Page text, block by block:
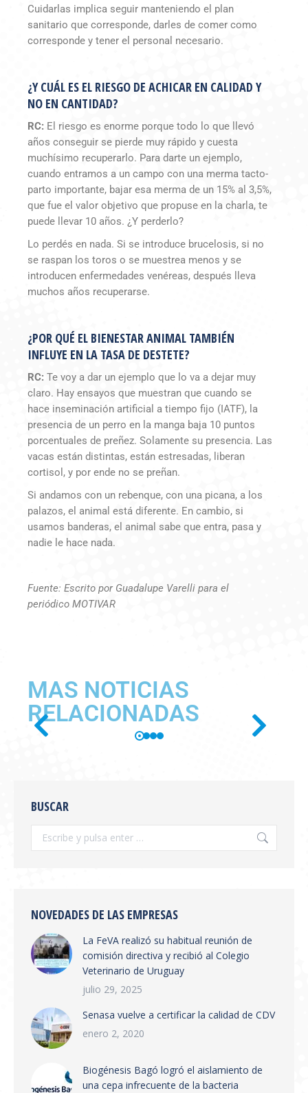
Cuidarlas implica seguir manteniendo el plan
sanitario que corresponde, darles de comer como
corresponde y tener el personal necesario.
¿Y CUÁL ES EL RIESGO DE ACHICAR EN CALIDAD Y
NO EN CANTIDAD?
RC: El riesgo es enorme porque todo lo que llevó
años conseguir se pierde muy rápido y cuesta
muchísimo recuperarlo. Para darte un ejemplo,
cuando entramos a un campo con una merma tacto-
parto importante, bajar esa merma de un 15% al 3,5%,
que fue el valor objetivo que propuse en la charla, te
puede llevar 10 años. ¿Y perderlo?
Lo perdés en nada. Si se introduce brucelosis, si no
se raspan los toros o se muestrea menos y se
introducen enfermedades venéreas, después lleva
muchos años recuperarse.
¿POR QUÉ EL BIENESTAR ANIMAL TAMBIÉN
INFLUYE EN LA TASA DE DESTETE?
RC: Te voy a dar un ejemplo que lo va a dejar muy
claro. Hay ensayos que muestran que cuando se
hace inseminación artificial a tiempo fijo (IATF), la
presencia de un perro en la manga baja 10 puntos
porcentuales de preñez. Solamente su presencia. Las
vacas están distintas, están estresadas, liberan
cortisol, y por ende no se preñan.
Si andamos con un rebenque, con una picana, a los
palazos, el animal está diferente. En cambio, si
usamos banderas, el animal sabe que entra, pasa y
nadie le hace nada.
Fuente: Escrito por Guadalupe Varelli para el
periódico MOTIVAR
MAS NOTICIAS
RELACIONADAS
OFICIAL LA RESOLUCIÓN
SENASA 654/2026
Información General
Electrónica y Sistema de Trazabilidad El
que establece la creación del Sistema
Integrado de Gestión de Trazabilidad de
Productos Veterinarios (SIGTRAZAVET) y la
obligatoriedad de la Receta Veterinaria
nacional. Puntos principales:…
BUSCAR
NOVEDADES DE LAS EMPRESAS
La FeVA realizó su habitual reunión de
comisión directiva y recibió al Colegio
Veterinario de Uruguay
julio 29, 2025
Senasa vuelve a certificar la calidad de CDV
enero 2, 2020
Biogénesis Bagó logró el aislamiento de
una cepa infrecuente de la bacteria